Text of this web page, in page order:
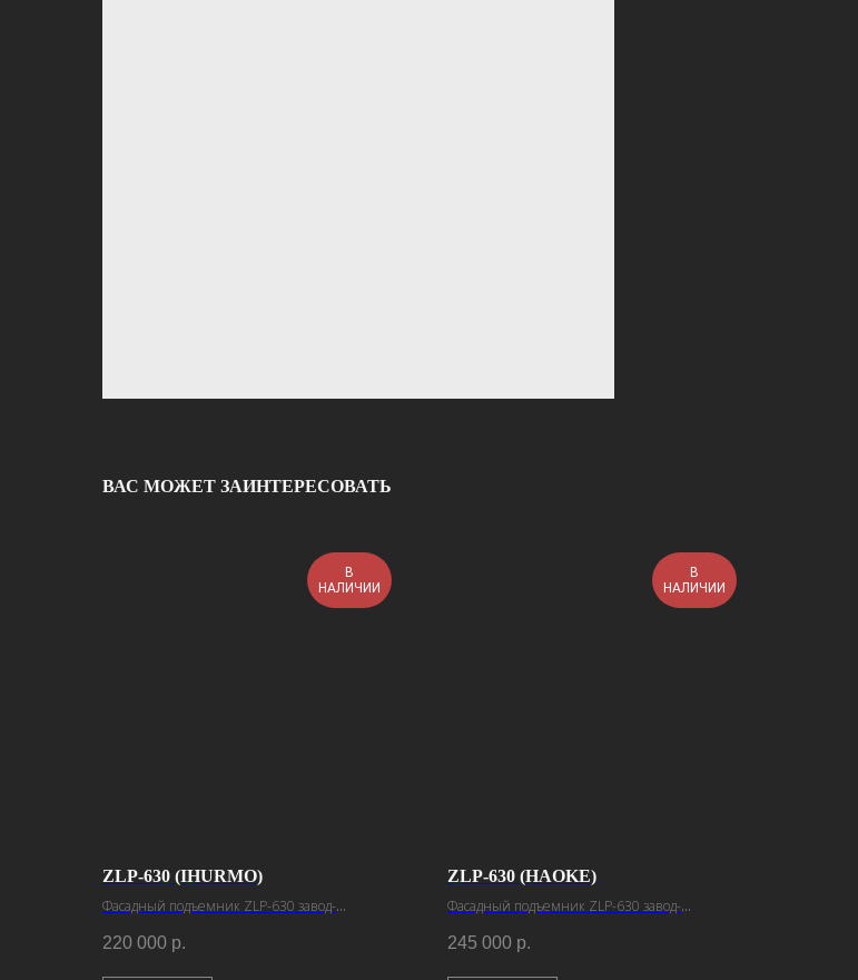
ВАС МОЖЕТ ЗАИНТЕРЕСОВАТЬ
В
НАЛИЧИИ
ZLP-630 (IHURMO)
Фасадный подъемник ZLP-630 завод-
220 000 р.
В
НАЛИЧИИ
ZLP-630 (HAOKE)
Фасадный подъемник ZLP-630 завод-
245 000 р.